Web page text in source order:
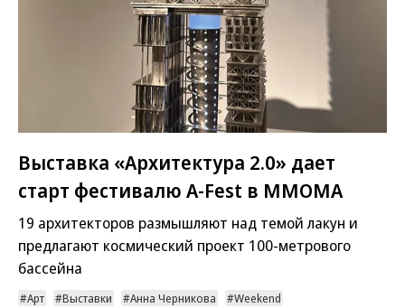
Выставка «Архитектура 2.0» дает
старт фестивалю A-Fest в ММОМА
19 архитекторов размышляют над темой лакун и
предлагают космический проект 100-метрового
бассейна
Арт Выставки Анна Черникова Weekend